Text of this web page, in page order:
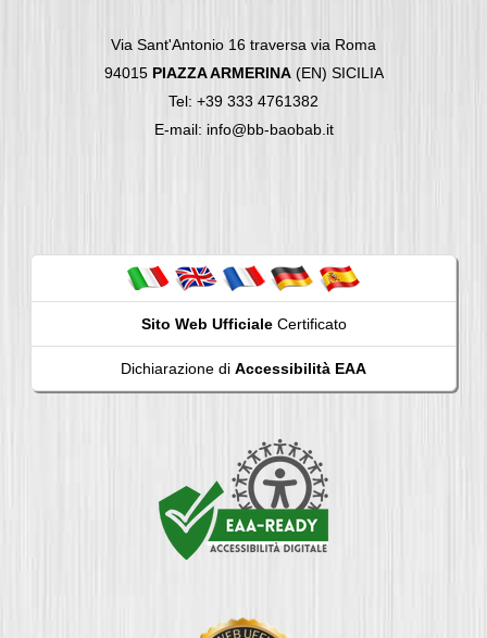
Via Sant'Antonio 16 traversa via Roma
94015 PIAZZA ARMERINA(EN) SICILIA
Tel: +39 333 4761382
E-mail: info@bb-baobab.it
Sito Web UfficialeCertificato
Dichiarazione di Accessibilità EAA